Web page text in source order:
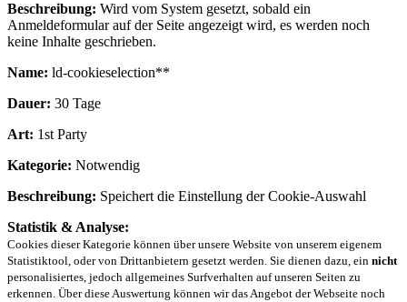
Beschreibung: Wird vom System gesetzt, sobald ein
Anmeldeformular auf der Seite angezeigt wird, es werden noch
keine Inhalte geschrieben.
Name: ld-cookieselection**
Dauer: 30 Tage
Art: 1st Party
Kategorie: Notwendig
Beschreibung: Speichert die Einstellung der Cookie-Auswahl
Statistik & Analyse:
Cookies dieser Kategorie können über unsere Website von unserem eigenem
Statistiktool, oder von Drittanbietern gesetzt werden. Sie dienen dazu, ein nicht
personalisiertes, jedoch allgemeines Surfverhalten auf unseren Seiten zu
erkennen. Über diese Auswertung können wir das Angebot der Webseite noch